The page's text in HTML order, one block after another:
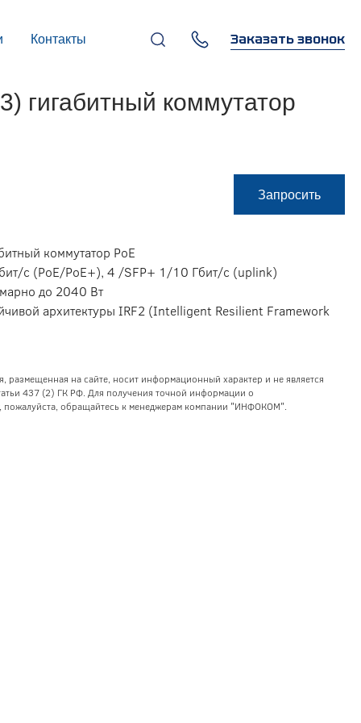
Контакты
г. Москва, 119270,
Лужнецкая наб., д. 6, стр. 1,
Заказать звонок
гигабитный коммутатор
Запросить
коммутатор PoE
с (PoE/PoE+), 4 /SFP+ 1/10 Гбит/с (uplink)
до 2040 Вт
архитектуры IRF2 (Intelligent Resilient Framework
на сайте, носит информационный характер и не является
437 (2) ГК РФ. Для получения точной информации о
пожалуйста, обращайтесь к менеджерам компании "ИНФОКОМ".